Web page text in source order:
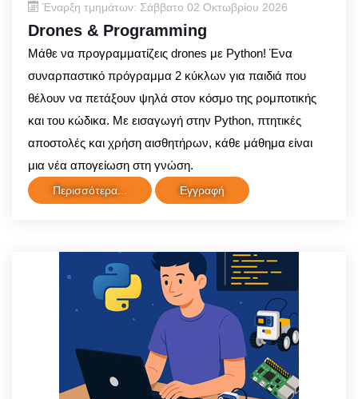
Έναρξη τμημάτων: Σάββατο 02 Οκτωβρίου 2026
Drones & Programming
Μάθε να προγραμματίζεις drones με Python! Ένα
συναρπαστικό πρόγραμμα 2 κύκλων για παιδιά που
θέλουν να πετάξουν ψηλά στον κόσμο της ρομποτικής
και του κώδικα. Με εισαγωγή στην Python, πτητικές
αποστολές και χρήση αισθητήρων, κάθε μάθημα είναι
μια νέα απογείωση στη γνώση.
Περισσότερα... Εγγραφή